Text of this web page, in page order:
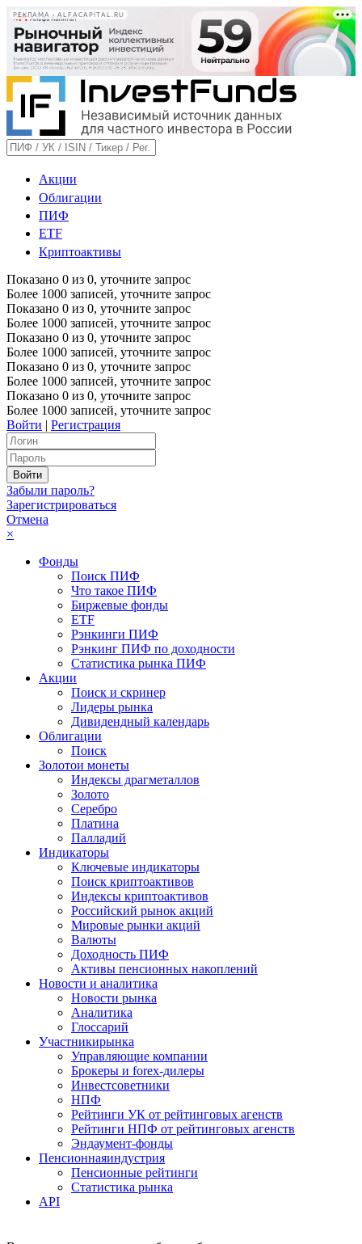
РЕКЛАМА • ALFACAPITAL.RU
Акции
Облигации
ПИФ
ETF
Криптоактивы
Показано 0 из 0, уточните запрос
Более 1000 записей, уточните запрос
Показано 0 из 0, уточните запрос
Более 1000 записей, уточните запрос
Показано 0 из 0, уточните запрос
Более 1000 записей, уточните запрос
Показано 0 из 0, уточните запрос
Более 1000 записей, уточните запрос
Показано 0 из 0, уточните запрос
Более 1000 записей, уточните запрос
Войти | Регистрация
Забыли пароль?
Зарегистрироваться
Отмена
×
Фонды
Поиск ПИФ
Что такое ПИФ
Биржевые фонды
ETF
Рэнкинги ПИФ
Рэнкинг ПИФ по доходности
Статистика рынка ПИФ
Акции
Поиск и скринер
Лидеры рынка
Дивидендный календарь
Облигации
Поиск
Золотои монеты
Индексы драгметаллов
Золото
Серебро
Платина
Палладий
Индикаторы
Ключевые индикаторы
Поиск криптоактивов
Индексы криптоактивов
Российский рынок акций
Мировые рынки акций
Валюты
Доходность ПИФ
Активы пенсионных накоплений
Новости и аналитика
Новости рынка
Аналитика
Глоссарий
Участникирынка
Управляющие компании
Брокеры и forex-дилеры
Инвестсоветники
НПФ
Рейтинги УК от рейтинговых агенств
Рейтинги НПФ от рейтинговых агенств
Эндаумент-фонды
Пенсионнаяиндустрия
Пенсионные рейтинги
Статистика рынка
API